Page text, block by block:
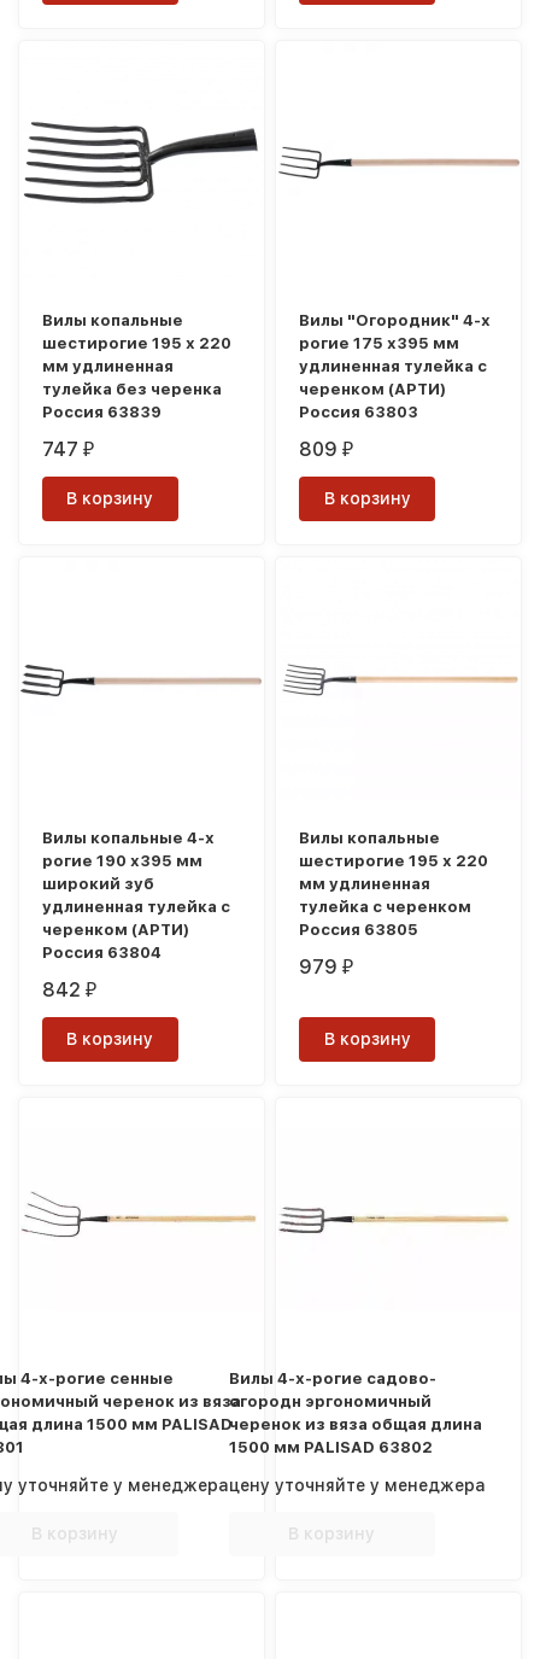
Вилы копальные
шестирогие 195 х 220
мм удлиненная
тулейка без черенка
Россия 63839
747₽
В корзину
Вилы "Огородник" 4-х
рогие 175 х395 мм
удлиненная тулейка с
черенком (АРТИ)
Россия 63803
809₽
В корзину
Вилы копальные 4-х
рогие 190 х395 мм
широкий зуб
удлиненная тулейка с
черенком (АРТИ)
Россия 63804
842₽
В корзину
Вилы копальные
шестирогие 195 х 220
мм удлиненная
тулейка с черенком
Россия 63805
979₽
В корзину
4-х-рогие сенные
черенок из вяза
длина 1500 мм PALISAD
уточняйте у менеджера
В корзину
Вилы 4-х-рогие садово-
огородн эргономичный
черенок из вяза общая длина
1500 мм PALISAD 63802
цену уточняйте у менеджера
В корзину